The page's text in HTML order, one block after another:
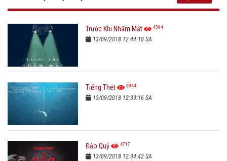
Trước Khi Nhắm Mắt 4394
13/09/2018 12:44:10 SA
Tiếng Thét 3944
13/09/2018 12:39:16 SA
Đảo Quỷ 4717
13/09/2018 12:34:42 SA